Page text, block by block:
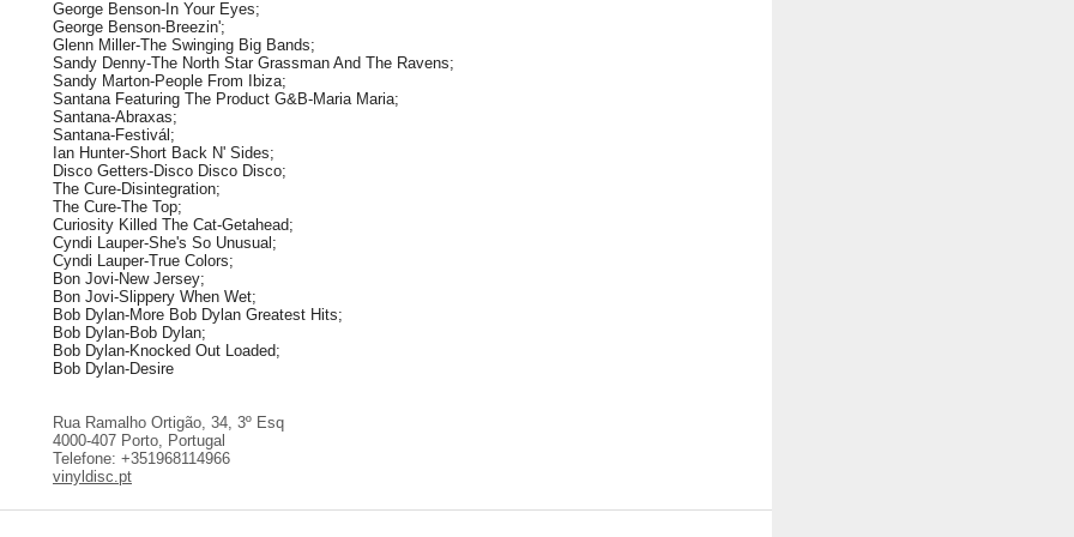
George Benson-In Your Eyes;
George Benson-Breezin';
Glenn Miller-The Swinging Big Bands;
Sandy Denny-The North Star Grassman And The Ravens;
Sandy Marton-People From Ibiza;
Santana Featuring The Product G&B-Maria Maria;
Santana-Abraxas;
Santana-Festivál;
Ian Hunter-Short Back N' Sides;
Disco Getters-Disco Disco Disco;
The Cure-Disintegration;
The Cure-The Top;
Curiosity Killed The Cat-Getahead;
Cyndi Lauper-She's So Unusual;
Cyndi Lauper-True Colors;
Bon Jovi-New Jersey;
Bon Jovi-Slippery When Wet;
Bob Dylan-More Bob Dylan Greatest Hits;
Bob Dylan-Bob Dylan;
Bob Dylan-Knocked Out Loaded;
Bob Dylan-Desire
Rua Ramalho Ortigão, 34, 3º Esq
4000-407 Porto, Portugal
Telefone: +351968114966
vinyldisc.pt